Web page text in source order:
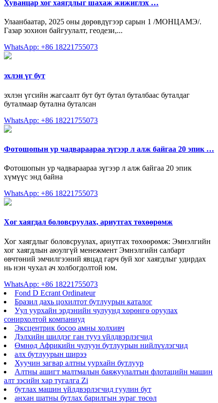
Хуванцар хог хаягдлыг шахаж жижиглэх …
Улаанбаатар, 2025 оны дөрөвдүгээр сарын 1 /МОНЦАМЭ/.
Газар зохион байгуулалт, геодези,...
WhatsApp: +86 18221755073
эхлэн үг бут
эхлэн үгсийн жагсаалт бут бут бутал буталбаас буталдаг
буталмаар бутална буталсан
WhatsApp: +86 18221755073
Фотошопын ур чадвараараа зүгээр л алж байгаа 20 эпик …
Фотошопын ур чадвараараа зүгээр л алж байгаа 20 эпик
хүмүүс энд байна
WhatsApp: +86 18221755073
Хог хаягдал боловсруулах, ариутгах төхөөрөмж
Хог хаягдлыг боловсруулах, ариутгах төхөөрөмж: Эмнэлгийн
хог хаягдлын аюулгүй менежмент Эмнэлгийн салбарт
өвчтөний эмчилгээний явцад гарч буй хог хаягдлыг удирдах
нь нэн чухал ач холбогдолтой юм.
WhatsApp: +86 18221755073
Fond D Ecrant Ordinateur
Бразил дахь цохилтот бутлуурын каталог
Уул уурхайн эрдэнийн чулуунд хөрөнгө оруулах
сонирхолтой компаниуд
Эксцентрик босоо амны холхивч
Дэлхийн шилдэг ган тууз үйлдвэрлэгчид
Өмнөд Африкийн чулуун бутлуурын нийлүүлэгчид
алх бутлуурын ширээ
Хуучин загвар алтны уурхайн бутлуур
Алтны ашигт малтмалын баяжуулалтын флотацийн машин
алт зэсийн хар тугалга Zi
бутлах машин үйлдвэрлэгчид гуулин бут
анхан шатны бутлах барилгын зураг төсөл